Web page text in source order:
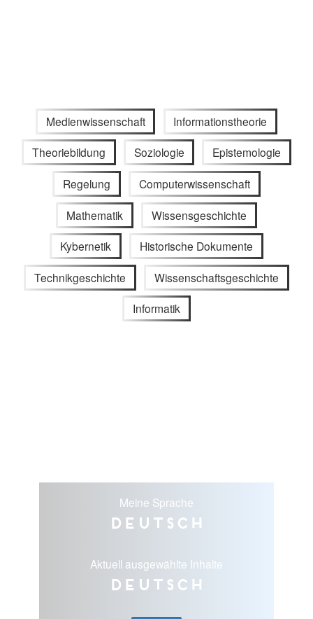
Medienwissenschaft Informationstheorie
Theoriebildung Soziologie Epistemologie
Regelung Computerwissenschaft
Mathematik Wissensgeschichte
Kybernetik Historische Dokumente
Technikgeschichte Wissenschaftsgeschichte
Informatik
Meine Sprache
Deutsch
Aktuell ausgewählte Inhalte
Deutsch